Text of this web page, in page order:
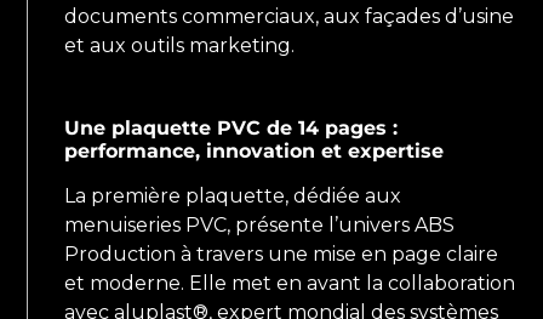
documents commerciaux, aux façades d’usine
et aux outils marketing.
Une plaquette PVC de 14 pages :
performance, innovation et expertise
La première plaquette, dédiée aux
menuiseries PVC, présente l’univers ABS
Production à travers une mise en page claire
et moderne. Elle met en avant la collaboration
avec aluplast®, expert mondial des systèmes